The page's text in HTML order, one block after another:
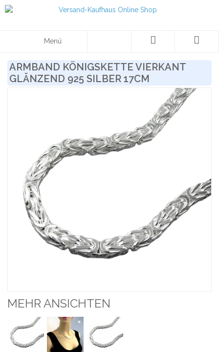
Menü
ARMBAND KÖNIGSKETTE VIERKANT
GLÄNZEND 925 SILBER 17CM
MEHR ANSICHTEN